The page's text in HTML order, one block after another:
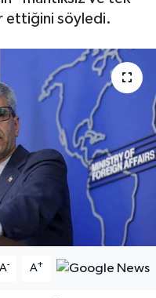
ettiğini söyledi.
A- A+